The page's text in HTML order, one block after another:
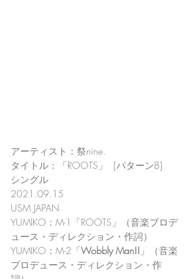
アーティスト：祭nine.
タイトル：「ROOTS」  [パターンB]
シングル
2021.09.15
USM JAPAN
YUMIKO：M-1「ROOTS」（音楽プロデ
ュース・ディレクション・作詞）
YUMIKO：M-2「Wobbly Man!! 」（音楽
プロデュース・ディレクション・作